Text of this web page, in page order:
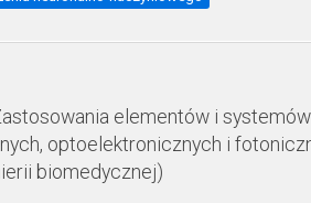
elementów i systemów
optoelektronicznych i
biomedycznej)